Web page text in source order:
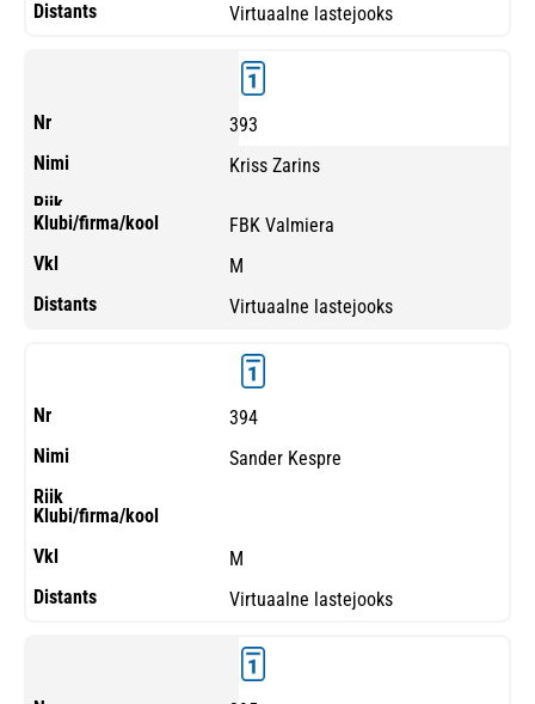
Virtuaalne lastejooks
393
Kriss Zarins
FBK Valmiera
M
Virtuaalne lastejooks
394
Sander Kespre
M
Virtuaalne lastejooks